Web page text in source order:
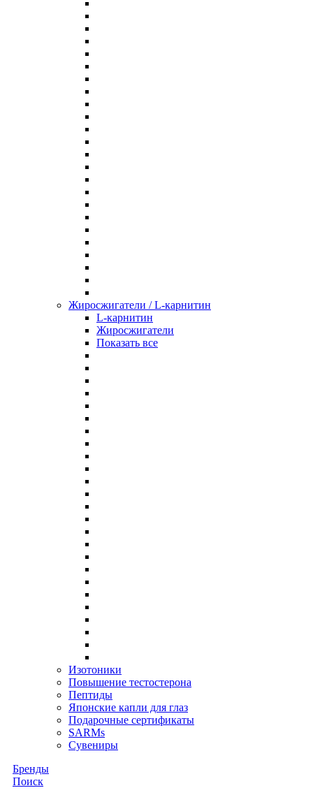
Жиросжигатели / L-карнитин
L-карнитин
Жиросжигатели
Показать все
Изотоники
Повышение тестостерона
Пептиды
Японские капли для глаз
Подарочные сертификаты
SARMs
Сувениры
Бренды
Поиск